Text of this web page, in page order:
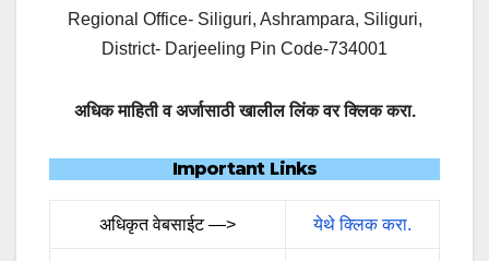
Regional Office- Siliguri, Ashrampara, Siliguri,
District- Darjeeling Pin Code-734001
अधिक माहिती व अर्जासाठी खालील लिंक वर क्लिक करा.
Important Links
अधिकृत वेबसाईट —> येथे क्लिक करा.